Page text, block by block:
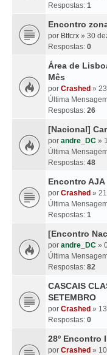
Respostas: 1
Encontro
por Btfcrx » 30
Respostas: 0
Área de
Mês
por Crashed »
Última
Respostas: 26
[Nacional]
por andre_DC »
Última
Respostas: 48
Encontro
por Crashed »
Última
Respostas: 1
[Encontro
por andre_DC »
Última
Respostas: 82
CASCAIS
SETEMBRO
por Crashed »
Respostas: 0
28º Encontro
por Crashed »